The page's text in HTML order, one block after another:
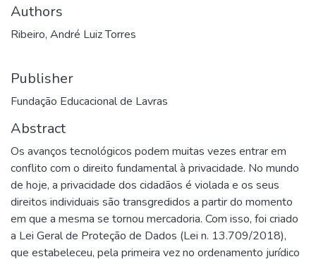
Authors
Ribeiro, André Luiz Torres
Publisher
Fundação Educacional de Lavras
Abstract
Os avanços tecnológicos podem muitas vezes entrar em
conflito com o direito fundamental à privacidade. No mundo
de hoje, a privacidade dos cidadãos é violada e os seus
direitos individuais são transgredidos a partir do momento
em que a mesma se tornou mercadoria. Com isso, foi criado
a Lei Geral de Proteção de Dados (Lei n. 13.709/2018),
que estabeleceu, pela primeira vez no ordenamento jurídico